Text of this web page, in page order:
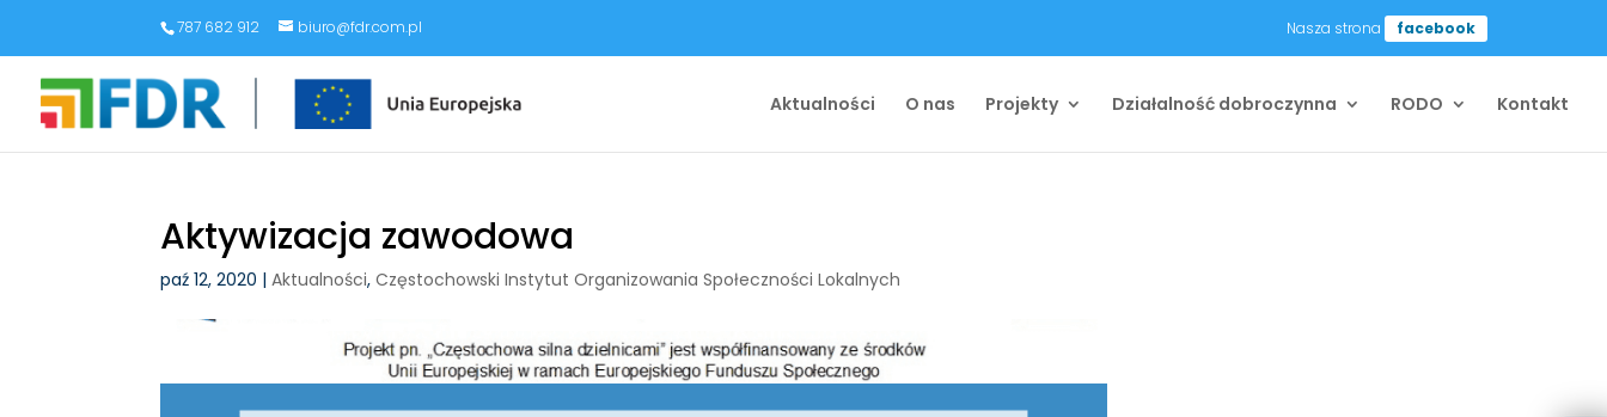
787 682 912 biuro@fdr.com.pl Nasza strona facebook
Aktualności O nas Projekty Działalność dobroczynna RODO Kontakt
Aktywizacja zawodowa
paź 12, 2020 |Aktualności,Częstochowski Instytut Organizowania Społeczności Lokalnych